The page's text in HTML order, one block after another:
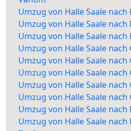
Umzug von Halle Saale nach
Umzug von Halle Saale
Umzug von Halle Saale nach
Umzug von Halle Saale nach
Umzug von Halle Saale nach
Umzug von Halle Saale nach
Umzug von Halle Saale nach
Umzug von Halle Saale nach
Umzug von Halle Saale nach
Umzug von Halle Saale nach